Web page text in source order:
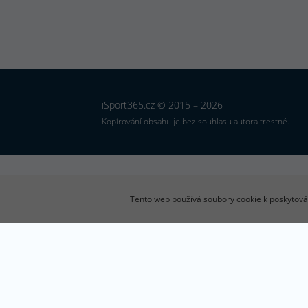
iSport365.cz © 2015 – 2026
Kopírování obsahu je bez souhlasu autora trestné.
Tento web používá soubory cookie k